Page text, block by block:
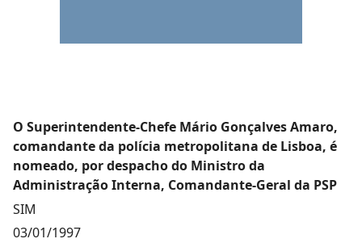
O Superintendente-Chefe Mário Gonçalves Amaro,
comandante da polícia metropolitana de Lisboa, é
nomeado, por despacho do Ministro da
Administração Interna, Comandante-Geral da PSP
SIM
03/01/1997